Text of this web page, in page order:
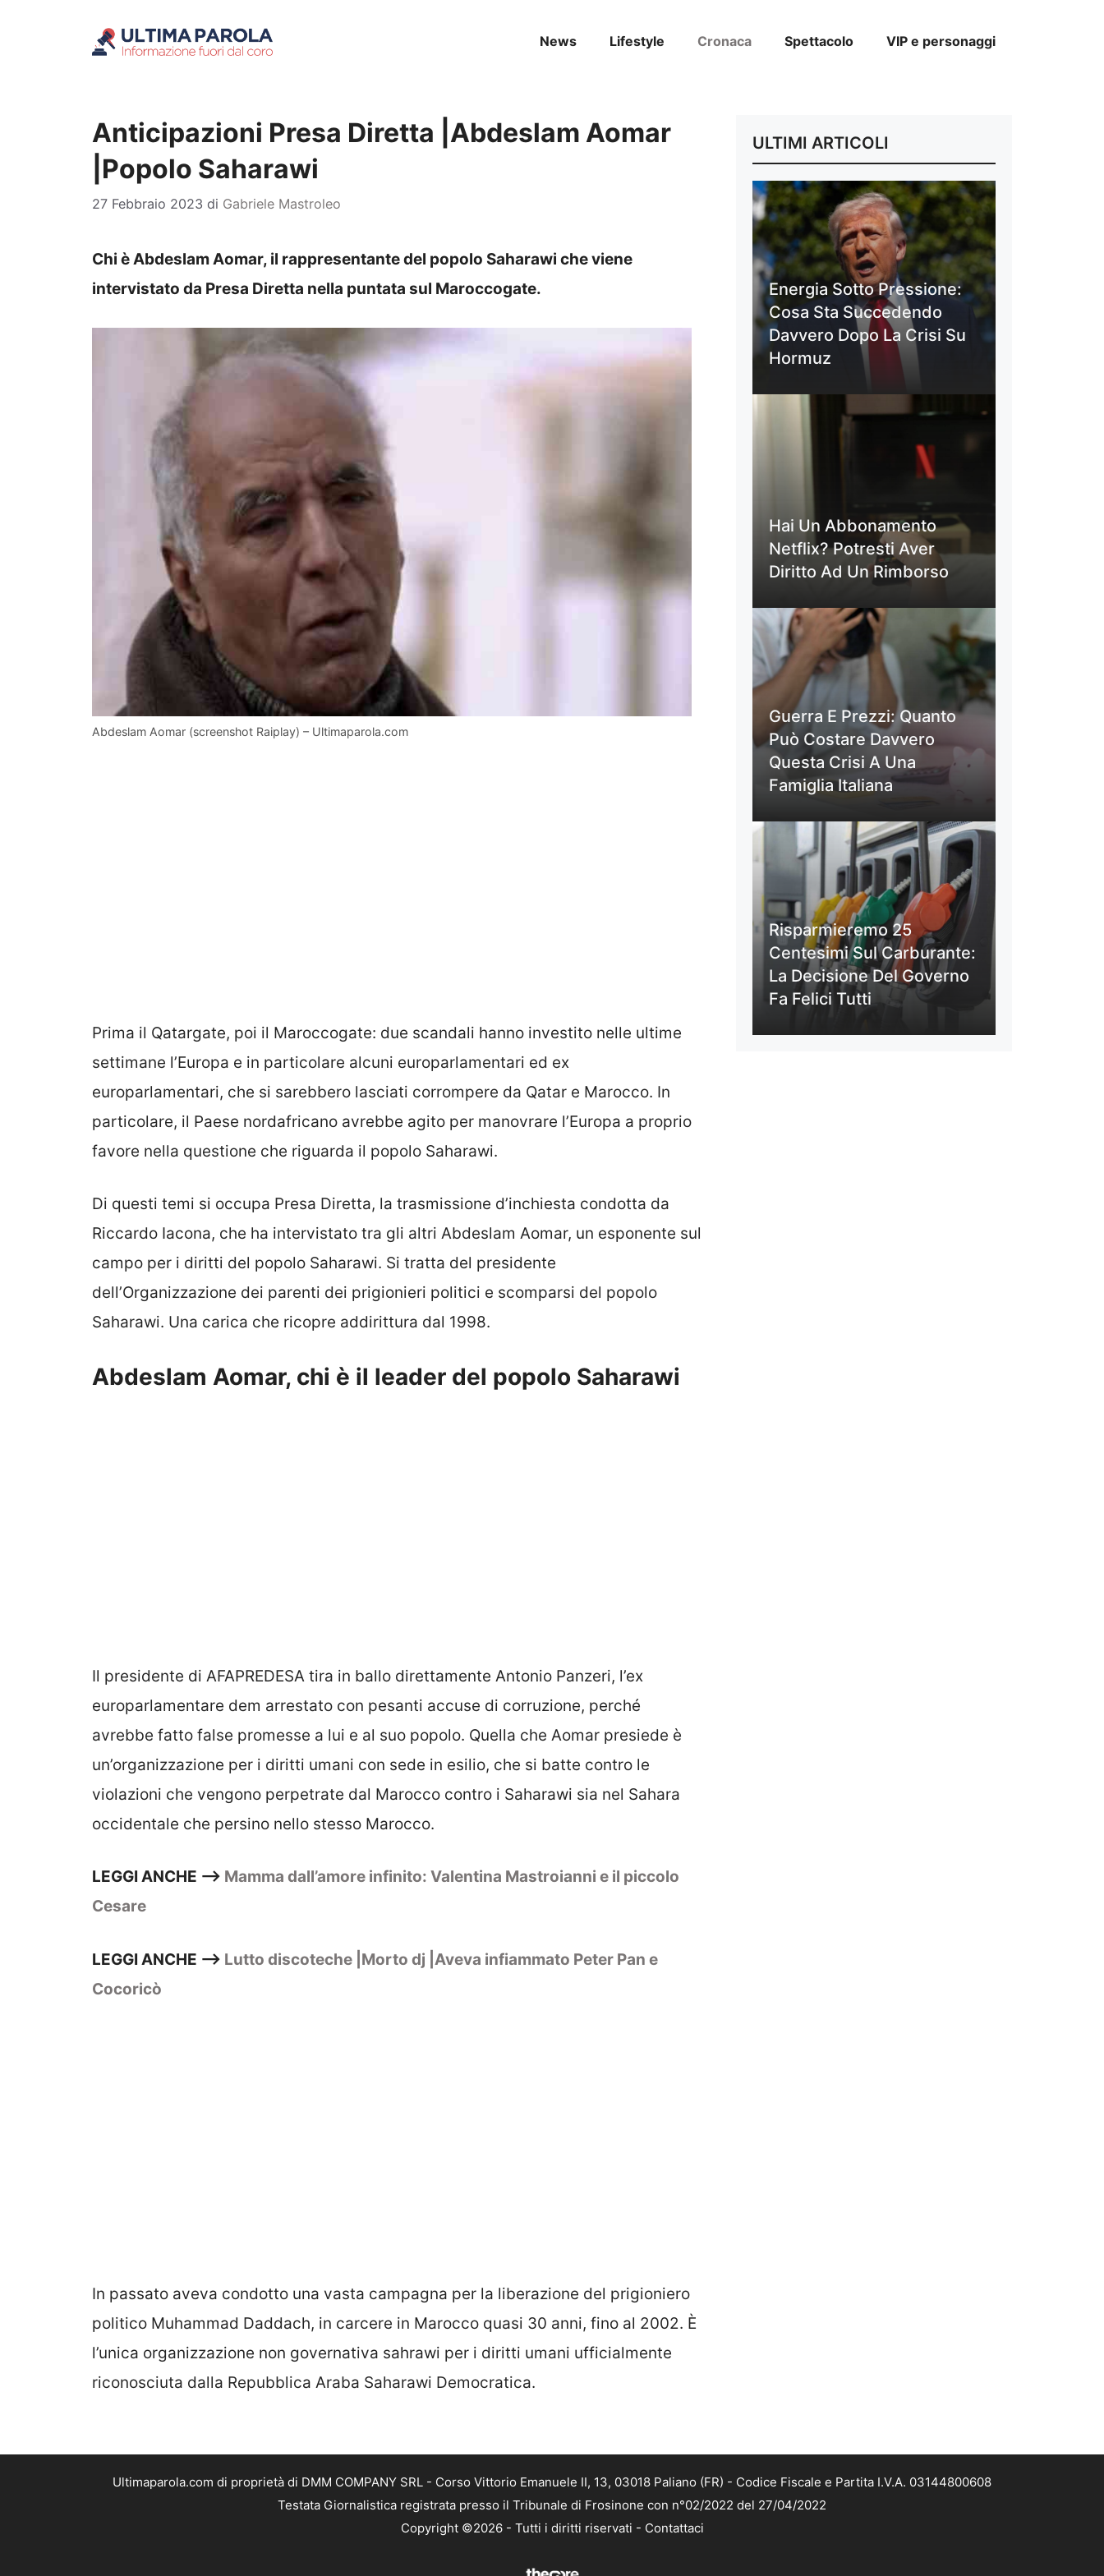
News Lifestyle Cronaca Spettacolo VIP e personaggi
Anticipazioni Presa Diretta |Abdeslam Aomar
|Popolo Saharawi
27 Febbraio 2023 di Gabriele Mastroleo
Chi è Abdeslam Aomar, il rappresentante del popolo Saharawi che viene
intervistato da Presa Diretta nella puntata sul Maroccogate.
Abdeslam Aomar (screenshot Raiplay) – Ultimaparola.com
Prima il Qatargate, poi il Maroccogate: due scandali hanno investito nelle ultime
settimane l’Europa e in particolare alcuni europarlamentari ed ex
europarlamentari, che si sarebbero lasciati corrompere da Qatar e Marocco. In
particolare, il Paese nordafricano avrebbe agito per manovrare l’Europa a proprio
favore nella questione che riguarda il popolo Saharawi.
Di questi temi si occupa Presa Diretta, la trasmissione d’inchiesta condotta da
Riccardo Iacona, che ha intervistato tra gli altri Abdeslam Aomar, un esponente sul
campo per i diritti del popolo Saharawi. Si tratta del presidente
dell’Organizzazione dei parenti dei prigionieri politici e scomparsi del popolo
Saharawi. Una carica che ricopre addirittura dal 1998.
Abdeslam Aomar, chi è il leader del popolo Saharawi
Il presidente di AFAPREDESA tira in ballo direttamente Antonio Panzeri, l’ex
europarlamentare dem arrestato con pesanti accuse di corruzione, perché
avrebbe fatto false promesse a lui e al suo popolo. Quella che Aomar presiede è
un’organizzazione per i diritti umani con sede in esilio, che si batte contro le
violazioni che vengono perpetrate dal Marocco contro i Saharawi sia nel Sahara
occidentale che persino nello stesso Marocco.
LEGGI ANCHE —> Mamma dall’amore infinito: Valentina Mastroianni e il piccolo
Cesare
LEGGI ANCHE —> Lutto discoteche |Morto dj |Aveva infiammato Peter Pan e
Cocoricò
In passato aveva condotto una vasta campagna per la liberazione del prigioniero
politico Muhammad Daddach, in carcere in Marocco quasi 30 anni, fino al 2002. È
l’unica organizzazione non governativa sahrawi per i diritti umani ufficialmente
riconosciuta dalla Repubblica Araba Saharawi Democratica.
ULTIMI ARTICOLI
Energia Sotto Pressione:
Cosa Sta Succedendo
Davvero Dopo La Crisi Su
Hormuz
Hai Un Abbonamento
Netflix? Potresti Aver
Diritto Ad Un Rimborso
Guerra E Prezzi: Quanto
Può Costare Davvero
Questa Crisi A Una
Famiglia Italiana
Risparmieremo 25
Centesimi Sul Carburante:
La Decisione Del Governo
Fa Felici Tutti
Ultimaparola.com di proprietà di DMM COMPANY SRL - Corso Vittorio Emanuele II, 13, 03018 Paliano (FR) - Codice Fiscale e Partita I.V.A. 03144800608
Testata Giornalistica registrata presso il Tribunale di Frosinone con n°02/2022 del 27/04/2022
Copyright ©2026 - Tutti i diritti riservati - Contattaci